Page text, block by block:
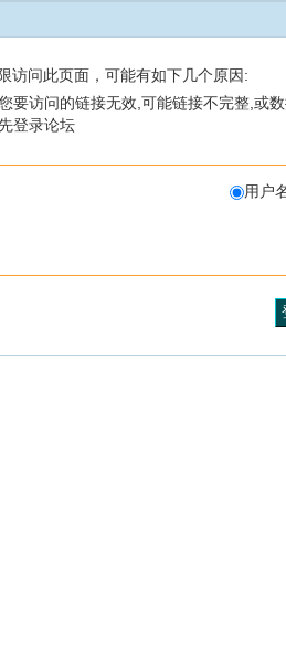
访问此页面，可能有如下几个原因:
要访问的链接无效,可能链接不完整,或
登录论坛
用户